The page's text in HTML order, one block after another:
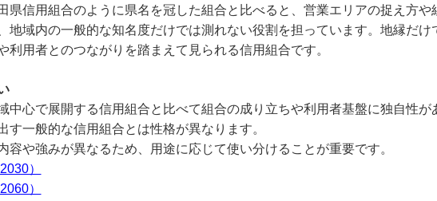
県信用組合のように県名を冠した組合と比べると、営業エリアの捉え方や
地域内の一般的な知名度だけでは測れない役割を担っています。地縁だけ
利用者とのつながりを踏まえて見られる信用組合です。
中心で展開する信用組合と比べて組合の成り立ちや利用者基盤に独自性が
す一般的な信用組合とは性格が異なります。
容や強みが異なるため、用途に応じて使い分けることが重要です。
）
）